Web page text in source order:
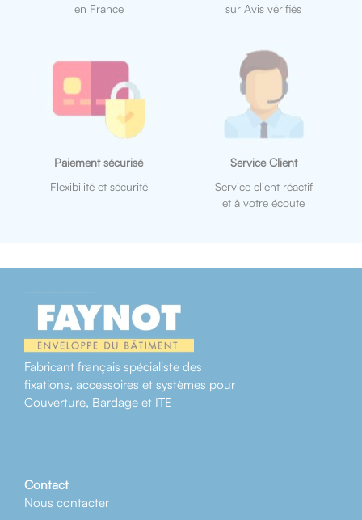
en France
sur Avis vérifiés
Paiement sécurisé
Flexibilité et sécurité
Service Client
Service client réactif
et à votre écoute
Fabricant français spécialiste des
fixations, accessoires et systèmes pour
Couverture, Bardage et ITE
Contact
Nous contacter